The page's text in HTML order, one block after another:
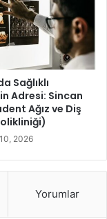
Sağlıklı
Adresi: Sincan
Ağız ve Diş
2026
Yorumlar